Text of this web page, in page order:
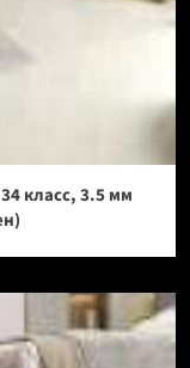
класс, 3.5 мм